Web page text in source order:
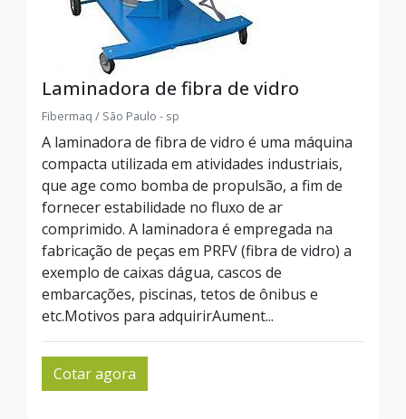
Laminadora de fibra de vidro
Fibermaq / São Paulo - sp
A laminadora de fibra de vidro é uma máquina
compacta utilizada em atividades industriais,
que age como bomba de propulsão, a fim de
fornecer estabilidade no fluxo de ar
comprimido. A laminadora é empregada na
fabricação de peças em PRFV (fibra de vidro) a
exemplo de caixas dágua, cascos de
embarcações, piscinas, tetos de ônibus e
etc.Motivos para adquirirAument...
Cotar agora